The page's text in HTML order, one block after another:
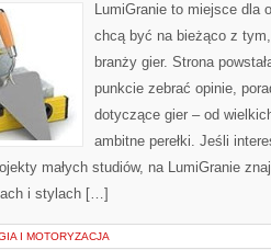
LumiGranie to miejsce dla
chcą być na bieżąco z
branży gier. Strona
punkcie zebrać opinie,
dotyczące gier – od
ambitne perełki. Jeśli
małych studiów, na LumiGranie
i stylach […]
I MOTORYZACJA